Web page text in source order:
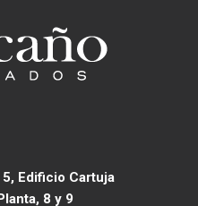
Edificio Cartuja
8 y 9